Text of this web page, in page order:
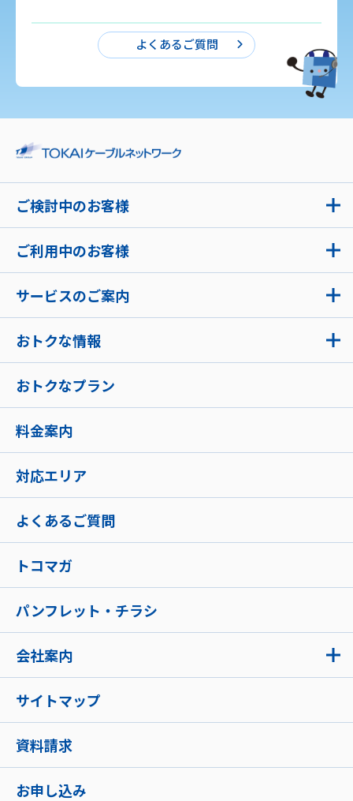
よくあるご質問
ご検討中のお客様
ご利用中のお客様
サービスのご案内
おトクな情報
おトクなプラン
料金案内
対応エリア
よくあるご質問
トコマガ
パンフレット・チラシ
会社案内
サイトマップ
資料請求
お申し込み